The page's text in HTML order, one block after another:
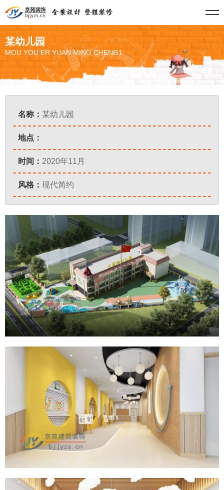
某幼儿园
MOU YOU ER YUAN MING CHENG1
名称： 某幼儿园
地点：
时间： 2020年11月
风格： 现代简约